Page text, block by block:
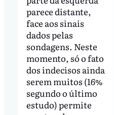
parece distante,
face aos sinais
dados pelas
sondagens. Neste
momento, só o fato
dos indecisos ainda
serem muitos (16%
segundo o último
estudo) permite